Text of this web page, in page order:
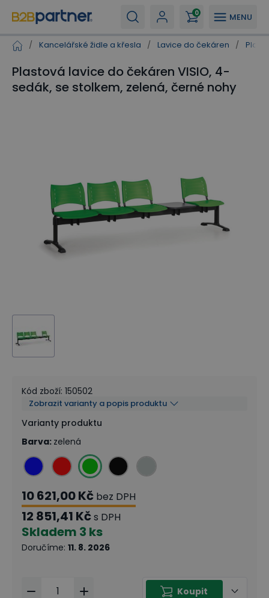
MENU
0
/ Kancelářské židle a křesla / Lavice do čekáren /
Plastová lavice do čekáren VISIO, 4-
sedák, se stolkem, zelená, černé nohy
Kód zboží: 150502
Zobrazit varianty a popis produktu
Varianty produktu
Barva: zelená
10 621,00 Kč bez DPH
12 851,41 Kčs DPH
Skladem 3 ks
Doručíme: 11. 8. 2026
Koupit